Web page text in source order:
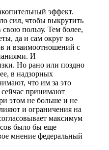
эффект.
сил, чтобы выкрутить
пользу. Тем более,
да и сам округ во
и взаимоотношений с
И
Но рано или поздно
в надзорных
что им за это
принимают
этом не больше и не
и ограничения на
максимум
было бы еще
мнение федеральный